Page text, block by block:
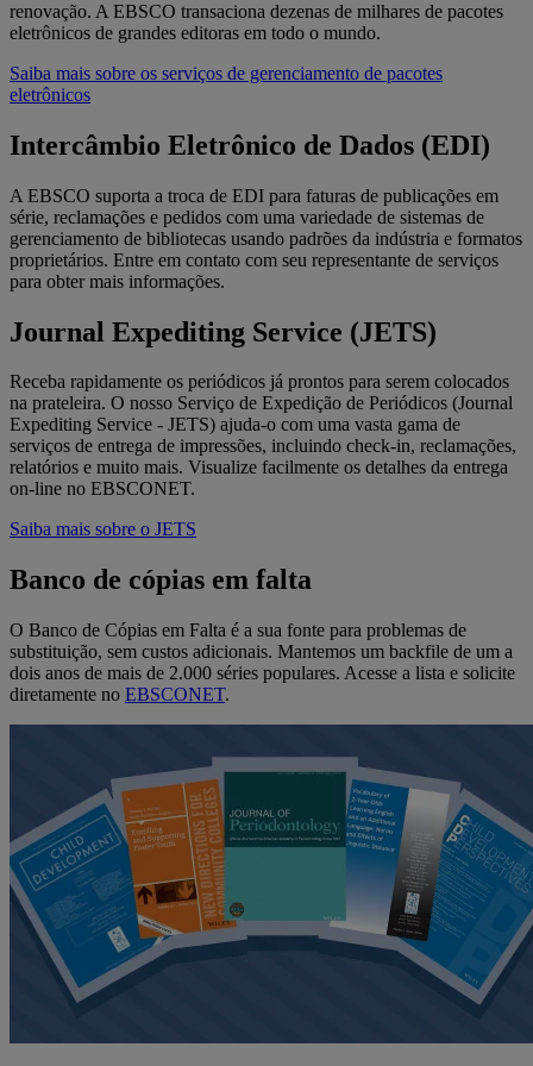
renovação. A EBSCO transaciona dezenas de milhares de pacotes
eletrônicos de grandes editoras em todo o mundo.
Saiba mais sobre os serviços de gerenciamento de pacotes
eletrônicos
Intercâmbio Eletrônico de Dados (EDI)
A EBSCO suporta a troca de EDI para faturas de publicações em
série, reclamações e pedidos com uma variedade de sistemas de
gerenciamento de bibliotecas usando padrões da indústria e formatos
proprietários. Entre em contato com seu representante de serviços
para obter mais informações.
Journal Expediting Service (JETS)
Receba rapidamente os periódicos já prontos para serem colocados
na prateleira. O nosso Serviço de Expedição de Periódicos (Journal
Expediting Service - JETS) ajuda-o com uma vasta gama de
serviços de entrega de impressões, incluindo check-in, reclamações,
relatórios e muito mais. Visualize facilmente os detalhes da entrega
on-line no EBSCONET.
Saiba mais sobre o JETS
Banco de cópias em falta
O Banco de Cópias em Falta é a sua fonte para problemas de
substituição, sem custos adicionais. Mantemos um backfile de um a
dois anos de mais de 2.000 séries populares. Acesse a lista e solicite
diretamente no EBSCONET.